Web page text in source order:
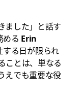
ました」と話す
める Erin
る日が限られ
ことは、単なる
えでも重要な役